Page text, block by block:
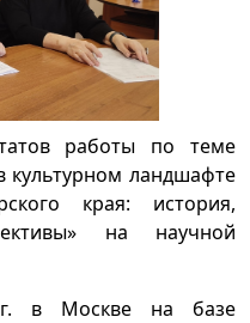
работы по теме
культурном ландшафте
края: история,
на научной
в Москве на базе